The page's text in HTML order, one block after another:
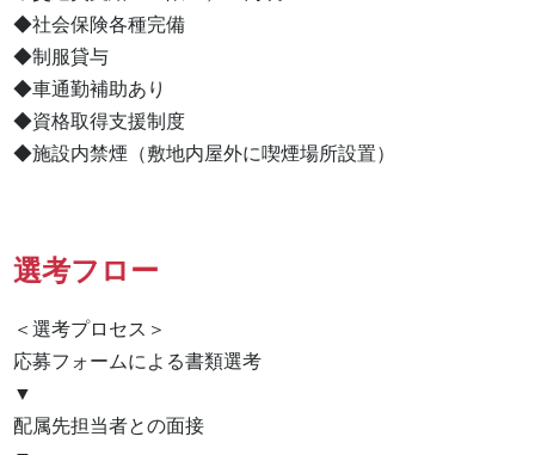
◆社会保険各種完備
◆制服貸与
◆車通勤補助あり
◆資格取得支援制度
◆施設内禁煙（敷地内屋外に喫煙場所設置）
選考フロー
＜選考プロセス＞
応募フォームによる書類選考
▼
配属先担当者との面接